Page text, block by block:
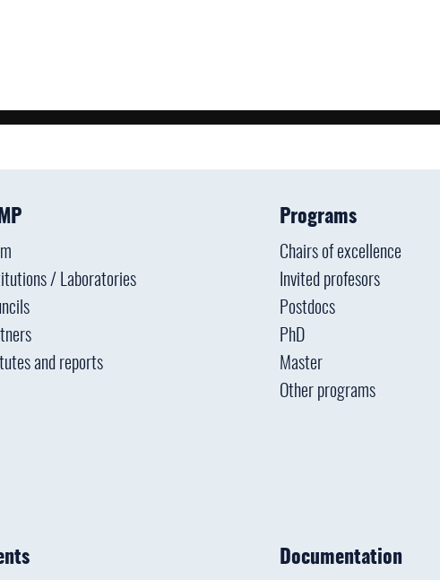
/ Laboratories
and reports
Programs
Chairs of excellence
Invited profesors
Postdocs
PhD
Master
Other programs
Documentation